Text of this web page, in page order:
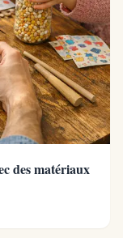
des matériaux